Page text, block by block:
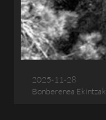
2025-11-28
Bonberenea Ekintzak